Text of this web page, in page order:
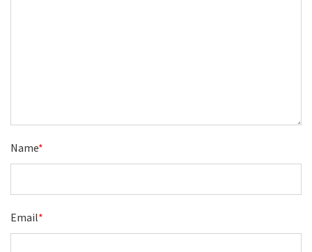
Name*
Email*